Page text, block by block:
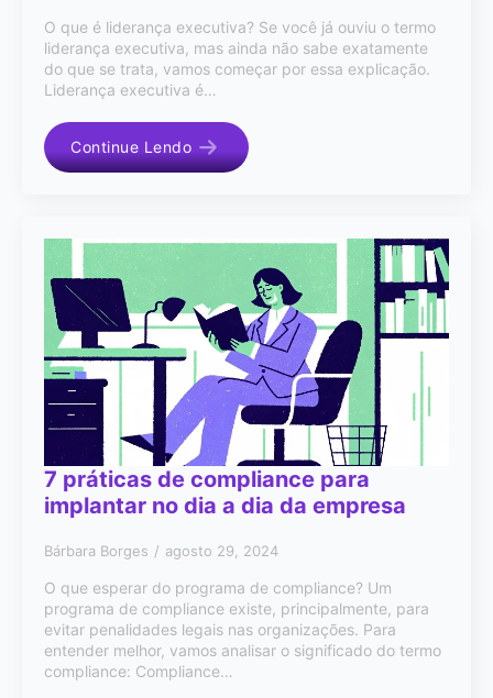
O que é liderança executiva? Se você já ouviu o termo
liderança executiva, mas ainda não sabe exatamente
do que se trata, vamos começar por essa explicação.
Liderança executiva é…
Continue Lendo
7 práticas de compliance para
implantar no dia a dia da empresa
Bárbara Borges agosto 29, 2024
O que esperar do programa de compliance? Um
programa de compliance existe, principalmente, para
evitar penalidades legais nas organizações. Para
entender melhor, vamos analisar o significado do termo
compliance: Compliance…